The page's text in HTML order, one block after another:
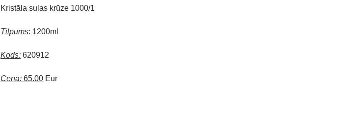
Kristāla sulas krūze 1000/1
Tilpums: 1200ml
Kods: 620912
Cena: 65.00 Eur